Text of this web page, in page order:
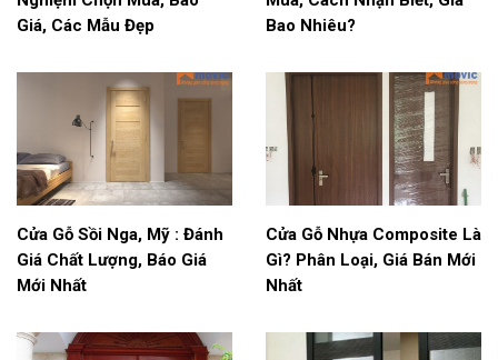
Giá, Các Mẫu Đẹp
Bao Nhiêu?
Cửa Gỗ Sồi Nga, Mỹ : Đánh
Giá Chất Lượng, Báo Giá
Mới Nhất
Cửa Gỗ Nhựa Composite Là
Gì? Phân Loại, Giá Bán Mới
Nhất